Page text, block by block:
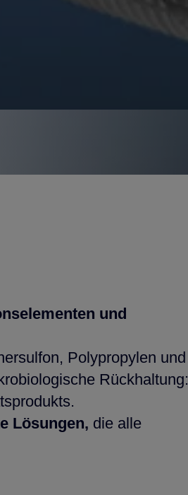
und
Polypropylen und
Rückhaltung:
Lösungen, die alle